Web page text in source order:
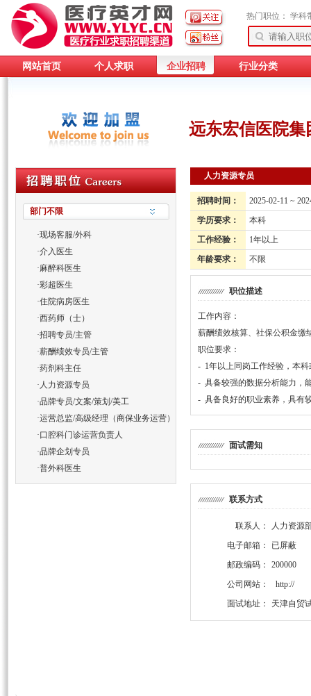
热门职位： 学科
网站首页 个人求职 企业招聘 行业分类
远东宏信医院集
部门不限
·现场客服/外科
·介入医生
·麻醉科医生
·彩超医生
·住院病房医生
·西药师（士）
·招聘专员/主管
·薪酬绩效专员/主管
·药剂科主任
· 人力资源专员
·品牌专员/文案/策划/美工
·运营总监/高级经理（商保业务运营）
·口腔科门诊运营负责人
·品牌企划专员
·普外科医生
人力资源专员
招聘时间：
2025-02-11 ~
学历要求：
本科
工作经验：
1年以上
年龄要求：
不限
职位描述
工作内容：
薪酬绩效核算、社保公积金缴
职位要求：
- 1年以上同岗工作经验，本科
- 具备较强的数据分析能力，
- 具备良好的职业素养，具有
面试需知
联系方式
联系人：
人力资源
电子邮箱：
已屏蔽
邮政编码：
200000
公司网站：
http://
面试地址：
天津自贸